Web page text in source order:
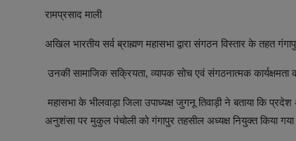
रामप्रसाद माली
अखिल भारतीय सर्व ब्राह्मण महासभा द्वारा संगठन विस्तार के तहत
उनकी सामाजिक सक्रियता, व्यापक सोच एवं संगठनात्मक कार्यक्षमता
महासभा के भीलवाड़ा जिला उपाध्यक्ष जुगनू तिवाड़ी ने बताया कि
अनुशंसा पर मुकुल पंचोली को गंगापुर तहसील अध्यक्ष नियुक्त किया गया